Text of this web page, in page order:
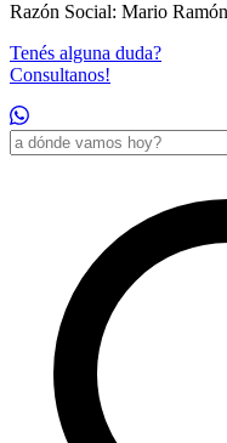
Razón Social: Mario
Tenés alguna duda?
Consultanos!